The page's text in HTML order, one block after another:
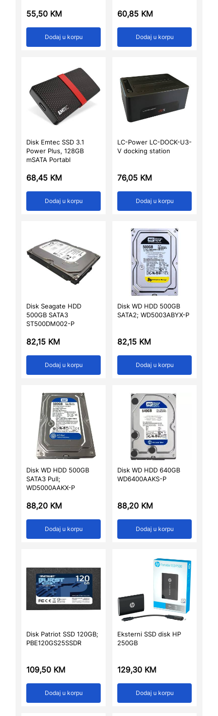
55,50 KM
Dodaj u korpu
60,85 KM
Dodaj u korpu
Disk Emtec SSD 3.1
Power Plus, 128GB
mSATA Portabl
68,45 KM
Dodaj u korpu
LC-Power LC-DOCK-U3-
V docking station
76,05 KM
Dodaj u korpu
Disk Seagate HDD
500GB SATA3
ST500DM002-P
82,15 KM
Dodaj u korpu
Disk WD HDD 500GB
SATA2; WD5003ABYX-P
82,15 KM
Dodaj u korpu
Disk WD HDD 500GB
SATA3 Pull;
WD5000AAKX-P
88,20 KM
Dodaj u korpu
Disk WD HDD 640GB
WD6400AAKS-P
88,20 KM
Dodaj u korpu
Disk Patriot SSD 120GB;
PBE120GS25SSDR
109,50 KM
Dodaj u korpu
Eksterni SSD disk HP
250GB
129,30 KM
Dodaj u korpu